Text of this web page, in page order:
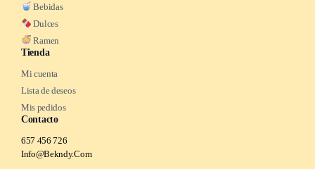
Bebidas
Dulces
Ramen
Tienda
Mi cuenta
Lista de deseos
Mis pedidos
Contacto
657 456 726
Info@Bekndy.Com